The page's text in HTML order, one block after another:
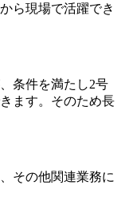
ら現場で活躍でき
条件を満たし2号
ます。そのため長
その他関連業務に